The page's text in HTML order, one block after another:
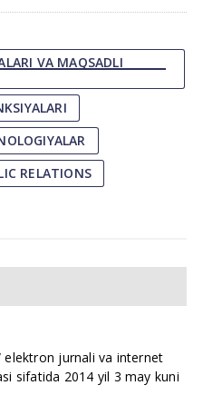
VA MAQSADLI
RELATIONS
elektron jurnali va internet
sifatida 2014 yil 3 may kuni